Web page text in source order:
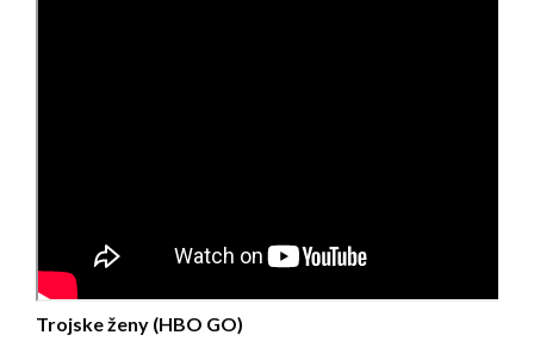
Trojske ženy (HBO GO)